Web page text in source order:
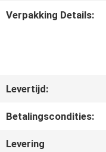
MET
VRAAG
EEN
Verpakking Details:
Levertijd:
Betalingscondities:
Levering